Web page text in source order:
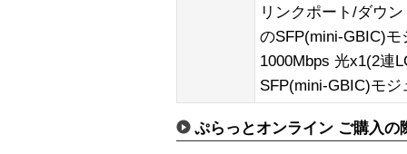
リンクポート/ダウ
のSFP(mini-GBIC)モ
1000Mbps 光x1(2連
SFP(mini-GBIC)モ
ぷらっとオンライン ご購入の